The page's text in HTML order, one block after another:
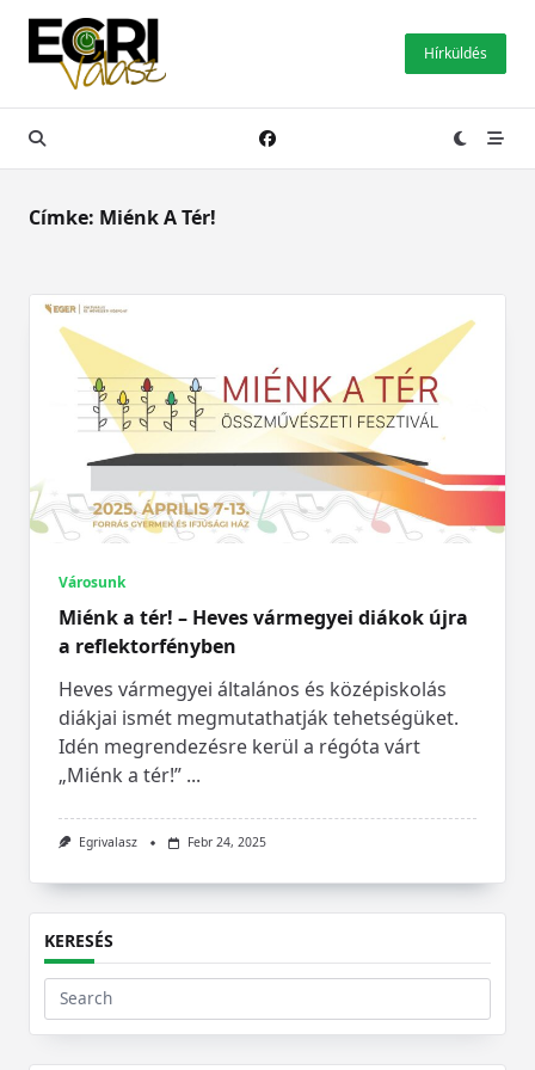
Skip
content
Hírküldés
Címke: Miénk A Tér!
Városunk
Miénk a tér! – Heves vármegyei diákok újra
a reflektorfényben
Heves vármegyei általános és középiskolás
diákjai ismét megmutathatják tehetségüket.
Idén megrendezésre kerül a régóta várt
„Miénk a tér!” ...
Egrivalasz Febr 24, 2025
KERESÉS
Search
for: